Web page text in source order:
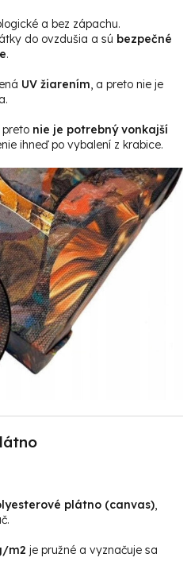
a bez zápachu.
do ovzdušia a sú bezpečné
.
UV žiarením, a preto nie je
nie je potrebný vonkajší
ihneď po vybalení z krabice.
plátno (canvas)
m2 je pružné a vyznačuje sa